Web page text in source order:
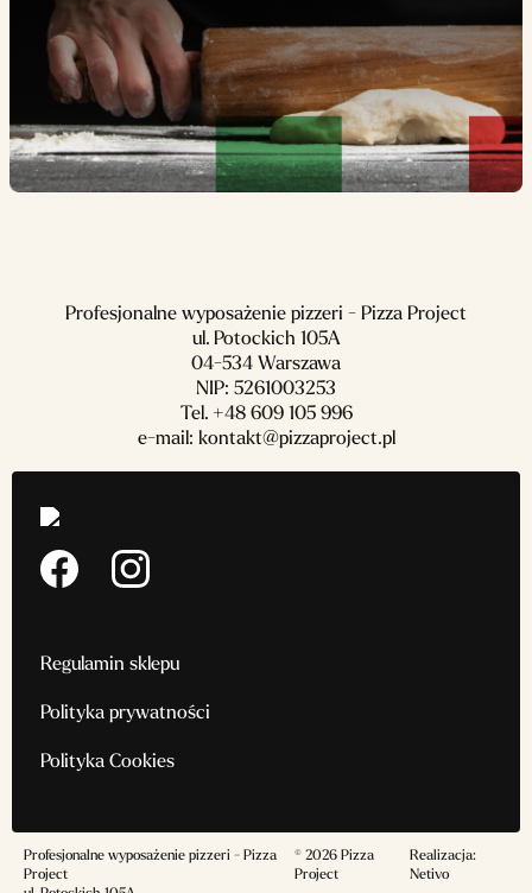
Profesjonalne wyposażenie pizzeri - Pizza Project
ul. Potockich 105A
04-534 Warszawa
NIP: 5261003253
Tel. +48 609 105 996
e-mail: kontakt@pizzaproject.pl
Regulamin sklepu
Polityka prywatności
Polityka Cookies
Profesjonalne wyposażenie pizzeri - Pizza
Project
© 2026 Pizza
Project
Realizacja:
Netivo